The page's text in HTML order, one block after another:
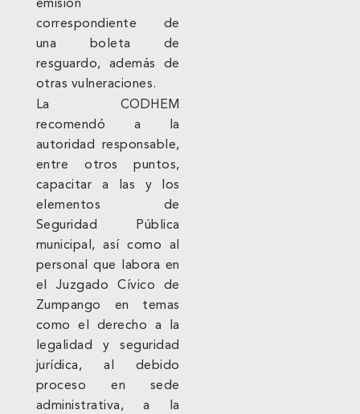
emisión
correspondiente de
una boleta de
resguardo, además de
otras vulneraciones.
La CODHEM
recomendó a la
autoridad responsable,
entre otros puntos,
capacitar a las y los
elementos de
Seguridad Pública
municipal, así como al
personal que labora en
el Juzgado Cívico de
Zumpango en temas
como el derecho a la
legalidad y seguridad
jurídica, al debido
proceso en sede
administrativa, a la